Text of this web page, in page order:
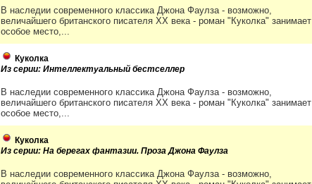
В наследии современного классика Джона Фаулза - возможно,
величайшего британского писателя XX века - роман "Куколка" занимает
особое место,...
Куколка
Из серии: Интеллектуальный бестселлер
В наследии современного классика Джона Фаулза - возможно,
величайшего британского писателя XX века - роман "Куколка" занимает
особое место,...
Куколка
Из серии: На берегах фантазии. Проза Джона Фаулза
В наследии современного классика Джона Фаулза - возможно,